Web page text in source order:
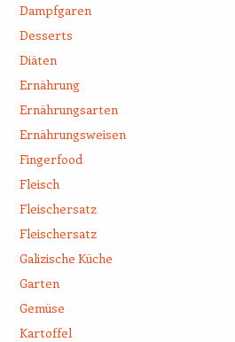
Dampfgaren
Desserts
Diäten
Ernährung
Ernährungsarten
Ernährungsweisen
Fingerfood
Fleisch
Fleischersatz
Fleischersatz
Galizische Küche
Garten
Gemüse
Kartoffel